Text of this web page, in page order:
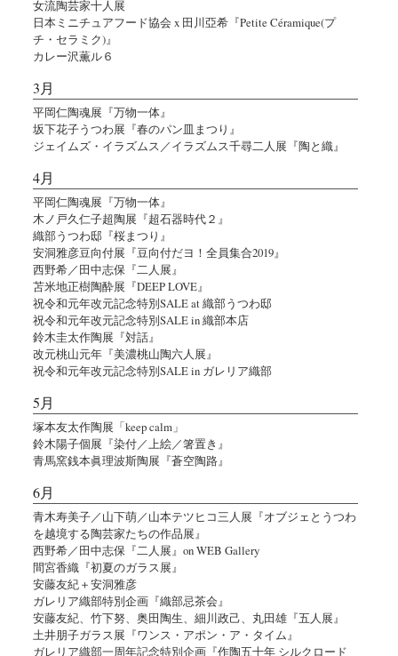
女流陶芸家十人展
日本ミニチュアフード協会 x 田川亞希『Petite Céramique(プ
チ・セラミク)』
カレー沢薫ル６
3月
平岡仁陶魂展『万物一体』
坂下花子うつわ展『春のパン皿まつり』
ジェイムズ・イラズムス／イラズムス千尋二人展『陶と織』
4月
平岡仁陶魂展『万物一体』
木ノ戸久仁子超陶展『超石器時代２』
織部うつわ邸『桜まつり』
安洞雅彦豆向付展『豆向付だヨ！全員集合2019』
西野希／田中志保『二人展』
苫米地正樹陶酔展『DEEP LOVE』
祝令和元年改元記念特別SALE at 織部うつわ邸
祝令和元年改元記念特別SALE in 織部本店
鈴木圭太作陶展『対話』
改元桃山元年『美濃桃山陶六人展』
祝令和元年改元記念特別SALE in ガレリア織部
5月
塚本友太作陶展「keep calm」
鈴木陽子個展『染付／上絵／箸置き』
青馬窯銭本眞理波斯陶展『蒼空陶路』
6月
青木寿美子／山下萌／山本テツヒコ三人展『オブジェとうつわ
を越境する陶芸家たちの作品展』
西野希／田中志保『二人展』on WEB Gallery
間宮香織『初夏のガラス展』
安藤友紀＋安洞雅彦
ガレリア織部特別企画『織部忌茶会』
安藤友紀、竹下努、奥田陶生、細川政己、丸田雄『五人展』
土井朋子ガラス展『ワンス・アポン・ア・タイム』
ガレリア織部一周年記念特別企画『作陶五十年 シルクロード